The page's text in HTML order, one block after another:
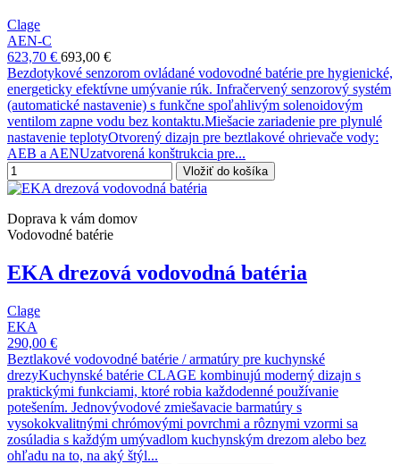
Clage
AEN-C
623,70 € 693,00 €
Bezdotykové senzorom ovládané vodovodné batérie pre hygienické,
energeticky efektívne umývanie rúk. Infračervený senzorový systém
(automatické nastavenie) s funkčne spoľahlivým solenoidovým
ventilom zapne vodu bez kontaktu.Miešacie zariadenie pre plynulé
nastavenie teplotyOtvorený dizajn pre beztlakové ohrievače vody:
AEB a AENUzatvorená konštrukcia pre...
Vložiť do košíka
Doprava k vám domov
Vodovodné batérie
EKA drezová vodovodná batéria
Clage
EKA
290,00 €
Beztlakové vodovodné batérie / armatúry pre kuchynské
drezyKuchynské batérie CLAGE kombinujú moderný dizajn s
praktickými funkciami, ktoré robia každodenné používanie
potešením. Jednovývodové zmiešavacie barmatúry s
vysokokvalitnými chrómovými povrchmi a rôznymi vzormi sa
zosúladia s každým umývadlom kuchynským drezom alebo bez
ohľadu na to, na aký štýl...